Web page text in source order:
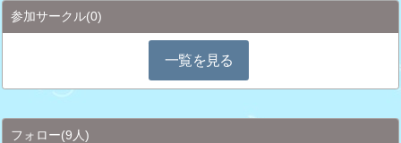
参加サークル(0)
一覧を見る
フォロー(9人)